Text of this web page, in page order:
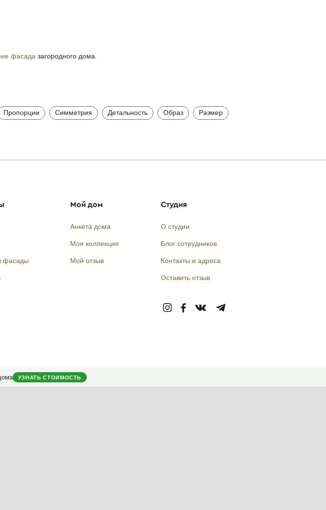
фасада загородного дома.
Пропорции Симметрия Детальность Образ Размер
УЗНАТЬ СТОИМОСТЬ
фасады
Мой дом
Анкета дома
Моя коллекция
Мой отзыв
Студия
О студии
Блог сотрудников
Контакты и адреса
Оставить отзыв